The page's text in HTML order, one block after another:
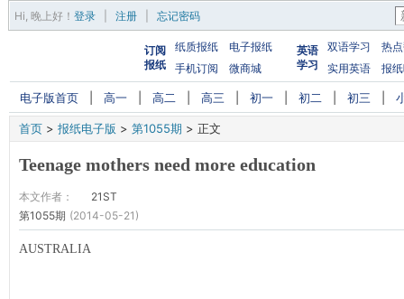
Hi, 晚上好 ！ 登录 注册 忘记密码
订阅
报纸
纸质报纸
电子报纸
手机订阅
微商城
英语
学习
双语学习
热
实用英语
报
电子版首页 高一 高二 高三 初一 初二 初三
首页 > 报纸电子版 > 第1055期 > 正文
Teenage mothers need more education
本文作者：
21ST
第1055期 (2014-05-21)
AUSTRALIA